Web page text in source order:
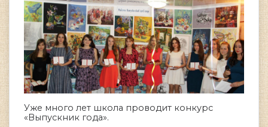
Уже много лет школа проводит конкурс
«Выпускник года».